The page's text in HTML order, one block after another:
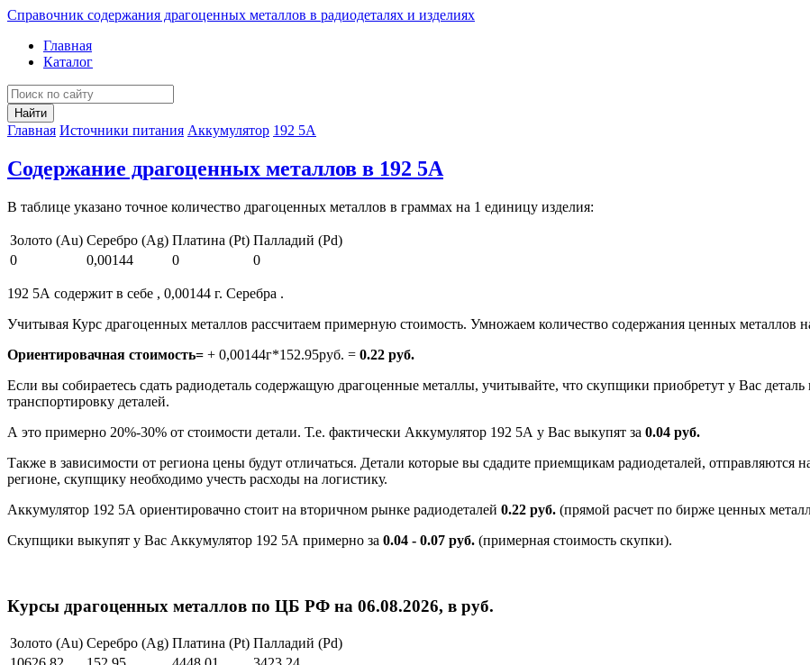
Справочник содержания драгоценных металлов в радиодеталях и изделиях
Главная
Каталог
Найти
Главная Источники питания Аккумулятор 192 5А
Содержание драгоценных металлов в 192 5А
В таблице указано точное количество драгоценных металлов в граммах на 1 единицу изделия:
Золото (Au) Серебро (Ag) Платина (Pt) Палладий (Pd)
0
0,00144 0 0
192 5А содержит в себе , 0,00144 г. Серебра .
Учитывая Курс драгоценных металлов рассчитаем примерную стоимость. Умножаем количество содержания ценных металлов
Ориентировачная стоимость= + 0,00144г*152.95руб. = 0.22 руб.
Если вы собираетесь сдать радиодеталь содержащую драгоценные металлы, учитывайте, что скупщики приобретут у Вас
транспортировку деталей.
А это примерно 20%-30% от стоимости детали. Т.е. фактически Аккумулятор 192 5А у Вас выкупят за 0.04 руб.
Также в зависимости от региона цены будут отличаться. Детали которые вы сдадите приемщикам радиодеталей, отправляются
регионе, скупщику необходимо учесть расходы на логистику.
Аккумулятор 192 5А ориентировачно стоит на вторичном рынке радиодеталей 0.22 руб. (прямой расчет по бирже ценных
Скупщики выкупят у Вас Аккумулятор 192 5А примерно за 0.04 - 0.07 руб. (примерная стоимость скупки).
Курсы драгоценных металлов по ЦБ РФ на 06.08.2026, в руб.
Золото (Au) Серебро (Ag) Платина (Pt) Палладий (Pd)